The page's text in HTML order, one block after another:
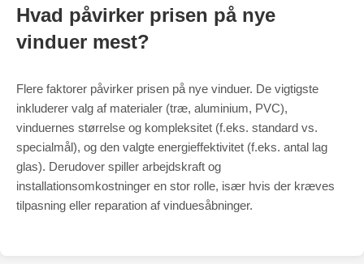
Hvad påvirker prisen på nye
vinduer mest?
Flere faktorer påvirker prisen på nye vinduer. De vigtigste
inkluderer valg af materialer (træ, aluminium, PVC),
vinduernes størrelse og kompleksitet (f.eks. standard vs.
specialmål), og den valgte energieffektivitet (f.eks. antal lag
glas). Derudover spiller arbejdskraft og
installationsomkostninger en stor rolle, især hvis der kræves
tilpasning eller reparation af vinduesåbninger.